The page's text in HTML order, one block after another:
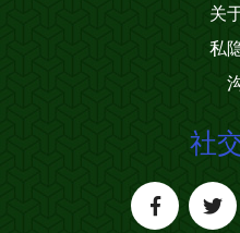
关
私
社